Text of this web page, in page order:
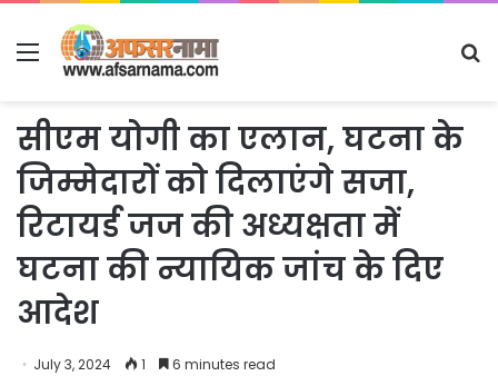
Menu
सीएम योगी का एलान, घटना के
जिम्मेदारों को दिलाएंगे सजा,
रिटायर्ड जज की अध्यक्षता में
घटना की न्यायिक जांच के दिए
आदेश
July 3, 2024 1 6 minutes read